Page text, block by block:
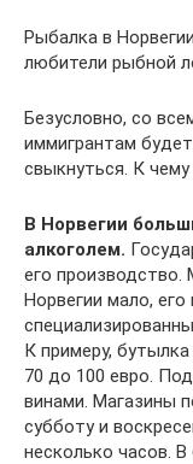
Рыбалка в
любители рыбной
Безусловно, со
иммигрантам
свыкнуться. К
В Норвегии
алкоголем.
его производство.
Норвегии мало,
К примеру,
70 до 100 евро.
винами. Магазины
субботу и
несколько часов.